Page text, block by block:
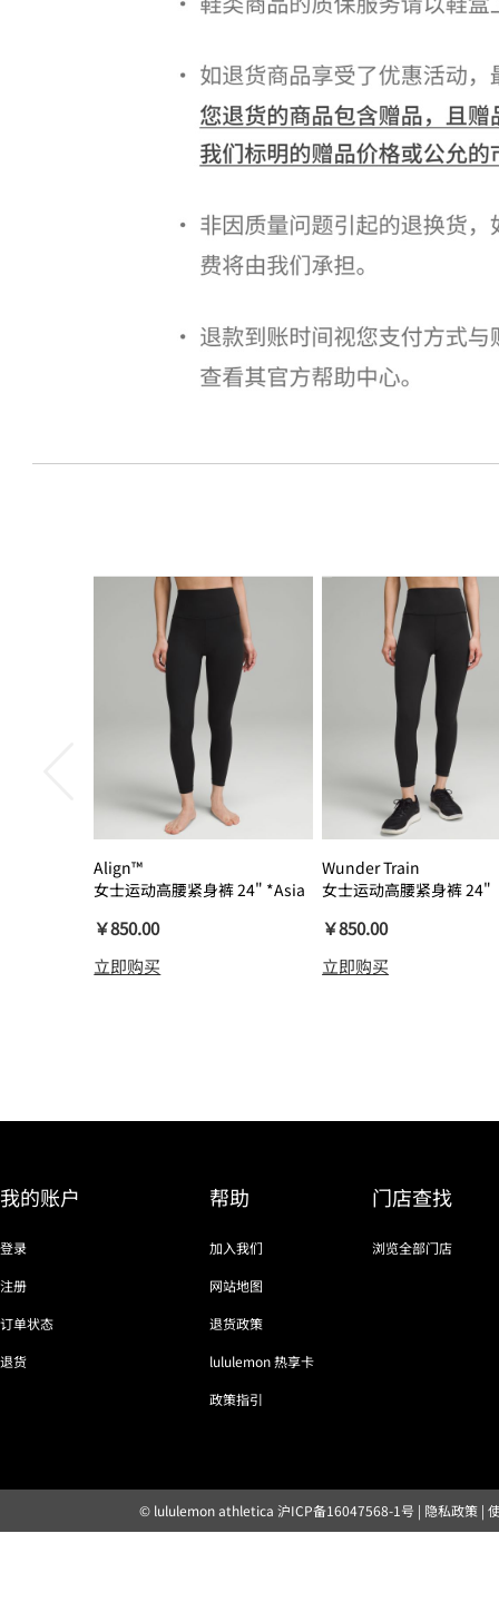
Align™
女士运动高腰紧身裤 24" *Asia
￥850.00
立即购买
Wunder Train
女士运动高腰紧身裤 24"
￥850.00
立即购买
我的账户
登录
注册
订单状态
退货
帮助
加入我们
网站地图
退货政策
lululemon 热享卡
政策指引
门店查找
浏览全部门店
© lululemon athletica 沪ICP备16047568-1号 | 隐私政策|